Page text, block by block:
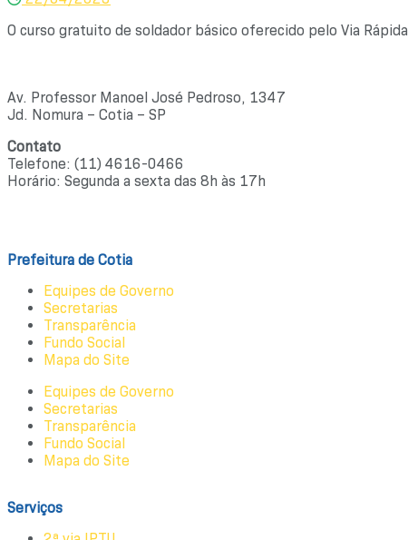
O curso gratuito de soldador básico oferecido pelo Via
Av. Professor Manoel José Pedroso, 1347
Jd. Nomura – Cotia – SP
Contato
Telefone: (11) 4616-0466
Horário: Segunda a sexta das 8h às 17h
Prefeitura de Cotia
Equipes de Governo
Secretarias
Transparência
Fundo Social
Mapa do Site
Equipes de Governo
Secretarias
Transparência
Fundo Social
Mapa do Site
Serviços